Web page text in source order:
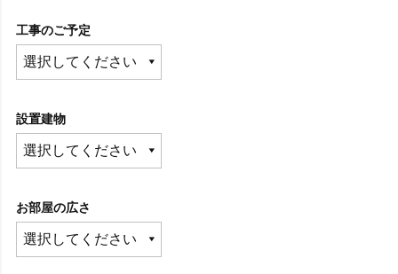
工事のご予定
設置建物
お部屋の広さ